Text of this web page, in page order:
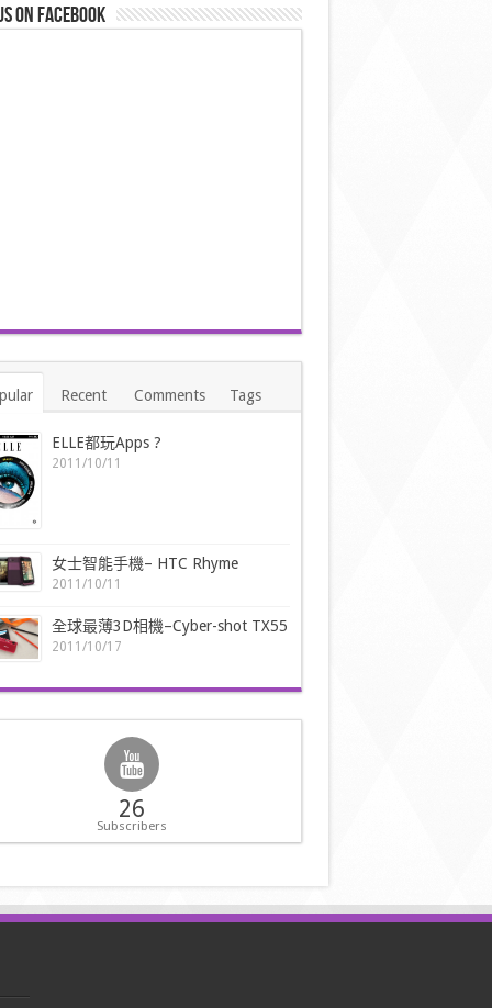
on Facebook
Recent Comments Tags
ELLE都玩Apps ?
2011/10/11
女士智能手機– HTC Rhyme
2011/10/11
全球最薄3D相機–Cyber-shot TX55
2011/10/17
26
Subscribers